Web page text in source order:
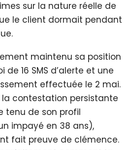
sur la nature réelle de
le client dormait pendant
maintenu sa position
de 16 SMS d’alerte et une
effectuée le 2 mai.
contestation persistante
tenu de son profil
impayé en 38 ans),
fait preuve de clémence.